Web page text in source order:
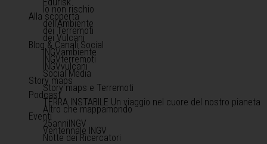
Io non rischio
Alla scoperta
dell'Ambiente
dei Terremoti
dei Vulcani
Blog & Canali Social
INGVambiente
INGVterremoti
INGVvulcani
Social Media
Story maps
Story maps e Terremoti
Podcast
TERRA INSTABILE Un viaggio nel cuore del nostro pianeta
Altro che mappamondo
Eventi
25anniINGV
Ventennale INGV
Notte dei Ricercatori